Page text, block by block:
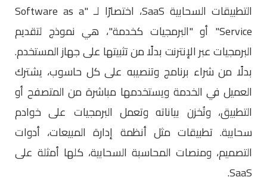
التطبيقات السحابية SaaS، اختصارًا لـ "Software as a
Service" أو "البرمجيات كخدمة"، هي نموذج لتقديم
البرمجيات عبر الإنترنت بدلًا من تثبيتها على جهاز المستخدم.
بدلًا من شراء برنامج وتنصيبه على كل حاسوب، يشترك
العميل في الخدمة ويستخدمها مباشرة من المتصفح أو
التطبيق، وتُخزن بياناته وتعمل البرمجيات على خوادم
سحابية. تطبيقات مثل أنظمة إدارة المبيعات، أدوات
التصميم، ومنصات المحاسبة السحابية، كلها أمثلة على
SaaS.